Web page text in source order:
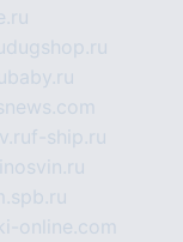
dugshop.ru
f-ship.ru
online.com